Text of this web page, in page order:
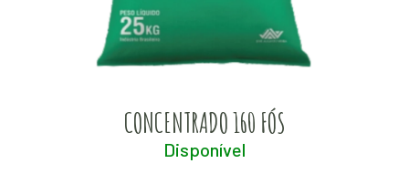
CONCENTRADO 160 FÓS
Disponível